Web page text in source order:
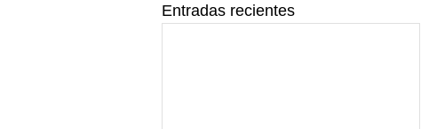
Entradas recientes